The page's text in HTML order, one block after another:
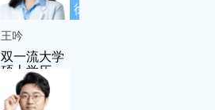
徐先友名师
王吟
双一流大学
硕士学历